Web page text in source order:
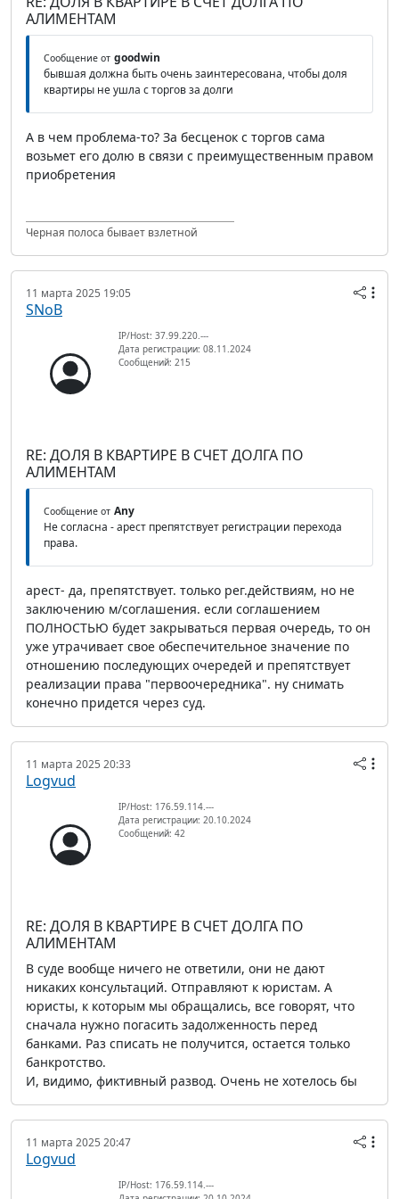
АЛИМЕНТАМ
Сообщение от goodwin
бывшая должна быть очень заинтересована, чтобы доля
квартиры не ушла с торгов за долги
А в чем проблема-то? За бесценок с торгов сама
возьмет его долю в связи с преимущественным правом
приобретения
Черная полоса бывает взлетной
11 марта 2025 19:05
SNoB
IP/Host: 37.99.220.---
Дата регистрации: 08.11.2024
Сообщений: 215
RE: ДОЛЯ В КВАРТИРЕ В СЧЕТ ДОЛГА ПО
АЛИМЕНТАМ
Сообщение от Any
Не согласна - арест препятствует регистрации перехода
права.
арест- да, препятствует. только рег.действиям, но не
заключению м/соглашения. если соглашением
ПОЛНОСТЬЮ будет закрываться первая очередь, то он
уже утрачивает свое обеспечительное значение по
отношению последующих очередей и препятствует
реализации права "первоочередника". ну снимать
конечно придется через суд.
11 марта 2025 20:33
Logvud
IP/Host: 176.59.114.---
Дата регистрации: 20.10.2024
Сообщений: 42
RE: ДОЛЯ В КВАРТИРЕ В СЧЕТ ДОЛГА ПО
АЛИМЕНТАМ
В суде вообще ничего не ответили, они не дают
никаких консультаций. Отправляют к юристам. А
юристы, к которым мы обращались, все говорят, что
сначала нужно погасить задолженность перед
банками. Раз списать не получится, остается только
банкротство.
И, видимо, фиктивный развод. Очень не хотелось бы
11 марта 2025 20:47
Logvud
IP/Host: 176.59.114.---